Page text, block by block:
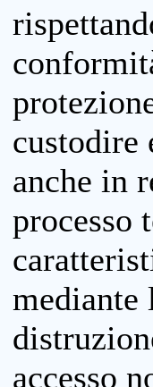
custodire
anche in
processo
mediante
accesso